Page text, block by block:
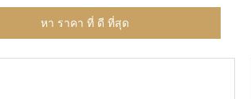
หา ราคา ที่ ดี ที่สุด